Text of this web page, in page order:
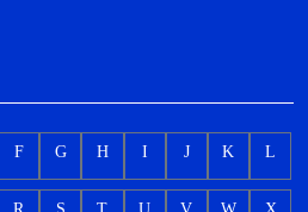
F G H I J K L
R S T U V W X